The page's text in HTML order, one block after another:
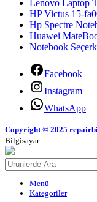
Lenovo Laptop
HP Victus 15-
Hp Spectre
Huawei
Notebook
Facebook
Instagram
WhatsApp
Copyright © 2025
Bilgisayar
Menü
Kategoriler